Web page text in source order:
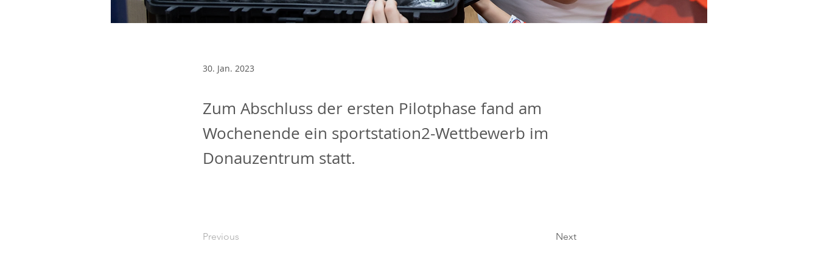
30. Jan. 2023
Zum Abschluss der ersten Pilotphase fand am
Wochenende ein sportstation2-Wettbewerb im
Donauzentrum statt.
Previous Next